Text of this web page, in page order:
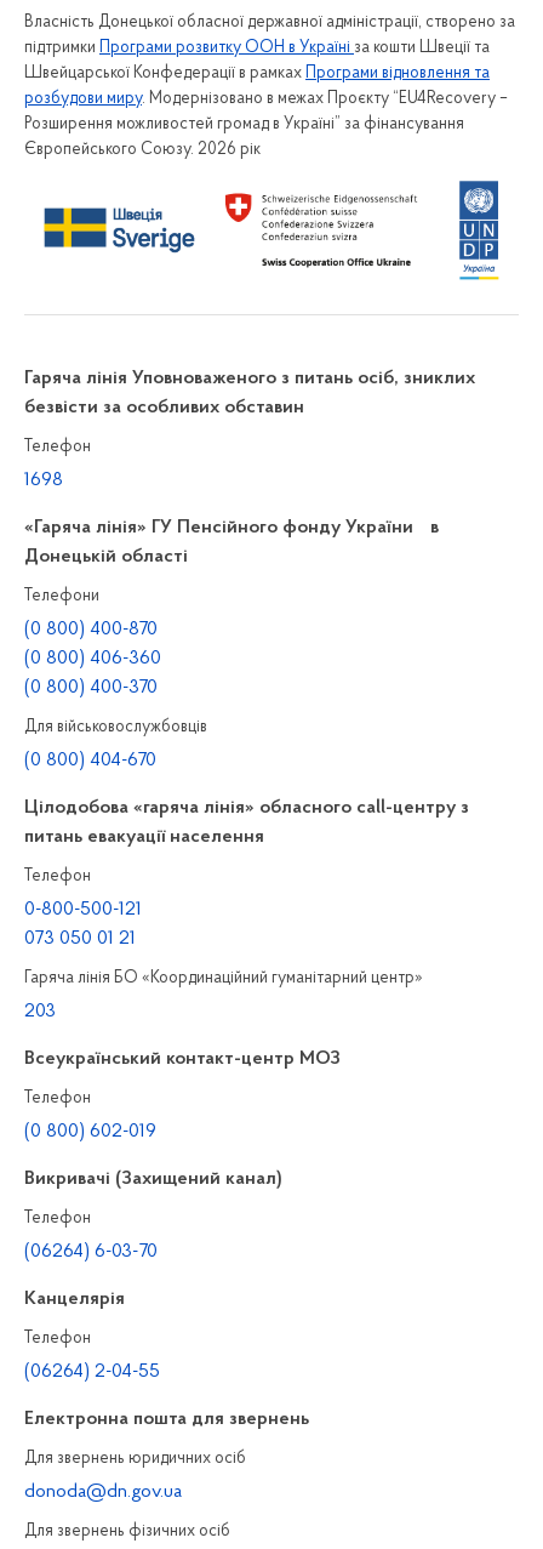
Власність Донецької обласної державної адміністрації, створено за
підтримки
Програми розвитку ООН в Україні за кошти Швеції та
Швейцарської Конфедерації в рамках
Програми відновлення та
розбудови миру. Модернізовано в межах Проєкту “EU4Recovery –
Розширення можливостей громад в Україні” за фінансування
Європейського Союзу. 2026 рік
Гаряча лінія Уповноваженого з питань осіб, зниклих
безвісти за особливих обставин
Телефон
1698
«Гаряча лінія» ГУ Пенсійного фонду України в
Донецькій області
Телефони
(0 800) 400-870
(0 800) 406-360
(0 800) 400-370
Для військовослужбовців
(0 800) 404-670
Цілодобова «гаряча лінія» обласного call-центру з
питань евакуації населення
Телефон
0-800-500-121
073 050 01 21
Гаряча лінія БО «Координаційний гуманітарний центр»
203
Всеукраїнський контакт-центр МОЗ
Телефон
(0 800) 602-019
Викривачі (Захищений канал)
Телефон
(06264) 6-03-70
Канцелярiя
Телефон
(06264) 2-04-55
Електронна пошта для звернень
Для звернень юридичних осiб
donoda@dn.gov.ua
Для звернень фізичних осiб